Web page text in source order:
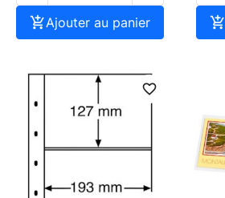
Ajouter au panier

favorite_border